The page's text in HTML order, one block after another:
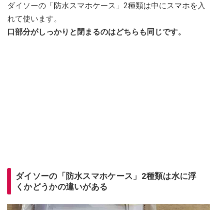
ダイソーの「防水スマホケース」2種類は中にスマホを入
れて使います。
口部分がしっかりと閉まるのはどちらも同じです。
ダイソーの「防水スマホケース」2種類は水に浮
くかどうかの違いがある